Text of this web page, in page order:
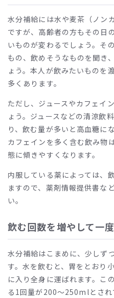
水分補給には水や麦茶（ノン
ですが、高齢者の方もその日
いものが変わるでしょう。そ
もの、飲めそうなものを聞き
ょう。本人が飲みたいものを
多くあります。
ただし、ジュースやカフェイ
ょう。ジュースなどの清涼飲
り、飲む量が多いと高血糖に
カフェインを多く含む飲み物
態に傾きやすくなります。
内服している薬によっては、
ますので、薬剤情報提供書な
い。
飲む回数を増やして一
水分補給はこまめに、少しず
す。水を飲むと、胃をとおり
に入り全身に運ばれます。こ
る1回量が200～250mlとされ